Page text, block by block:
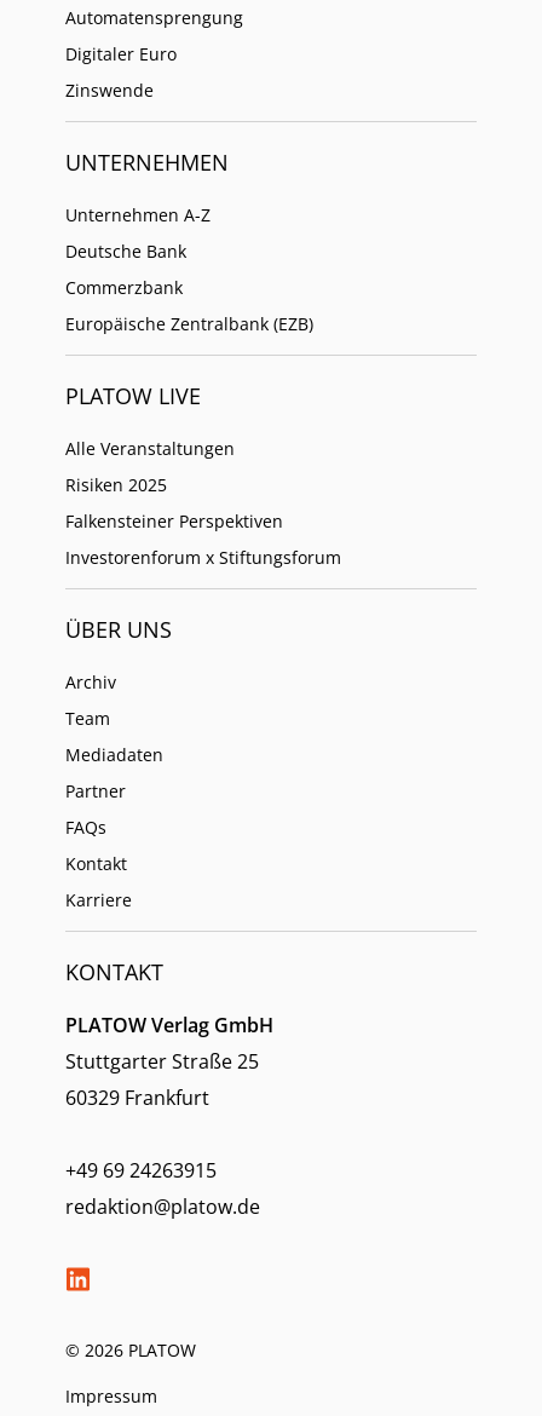
Automatensprengung
Digitaler Euro
Zinswende
UNTERNEHMEN
Unternehmen A-Z
Deutsche Bank
Commerzbank
Europäische Zentralbank (EZB)
PLATOW LIVE
Alle Veranstaltungen
Risiken 2025
Falkensteiner Perspektiven
Investorenforum x Stiftungsforum
ÜBER UNS
Archiv
Team
Mediadaten
Partner
FAQs
Kontakt
Karriere
KONTAKT
PLATOW Verlag GmbH
Stuttgarter Straße 25
60329 Frankfurt
+49 69 24263915
redaktion@platow.de
© 2026 PLATOW
Impressum